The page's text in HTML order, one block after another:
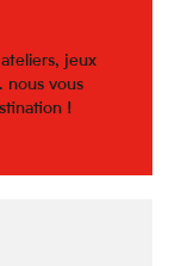
jeux
nous vous
!